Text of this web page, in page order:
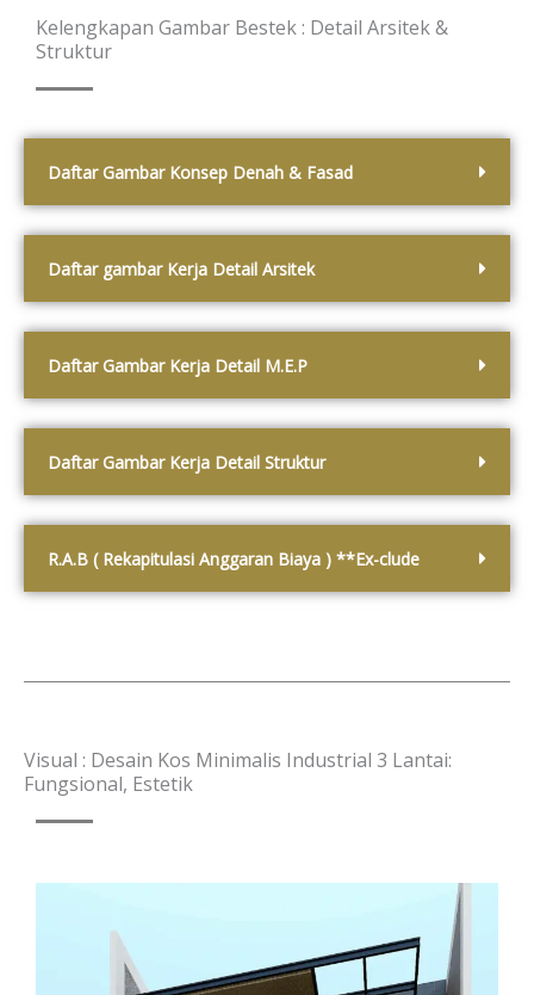
Kelengkapan Gambar Bestek : Detail Arsitek &
Struktur
Daftar Gambar Konsep Denah & Fasad
Daftar gambar Kerja Detail Arsitek
Daftar Gambar Kerja Detail M.E.P
Daftar Gambar Kerja Detail Struktur
R.A.B ( Rekapitulasi Anggaran Biaya ) **Ex-clude
Visual : Desain Kos Minimalis Industrial 3 Lantai:
Fungsional, Estetik